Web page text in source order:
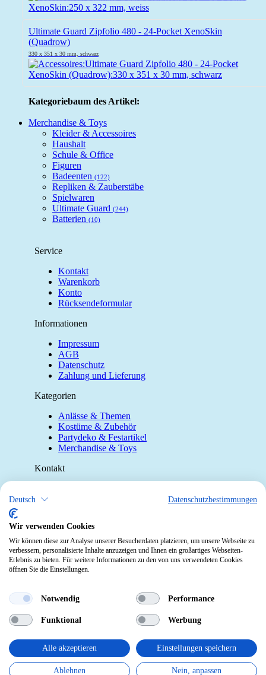
Ultimate Guard Zipfolio 480 - 24-Pocket XenoSkin
(Quadrow)
330 x 351 x 30 mm, schwarz
Kategoriebaum des Artikel:
Merchandise & Toys
Kleider & Accessoires
Haushalt
Schule & Office
Figuren
Badeenten (122)
Repliken & Zauberstäbe
Spielwaren
Ultimate Guard (244)
Batterien (10)
Service
Kontakt
Warenkorb
Konto
Rücksendeformular
Informationen
Impressum
AGB
Datenschutz
Zahlung und Lieferung
Kategorien
Anlässe & Themen
Kostüme & Zubehör
Partydeko & Festartikel
Merchandise & Toys
Kontakt
Social:
Pinterest
Online-Shopping Garantie
und Orientierung beim Online-Shopping
• Swiss Online Garantie •
pekabo.ch GmbH: Der Schweizer Onlineshop für
Merchandise, Party- und Fasnachtsartikel und Spielwaren.
Deutsch Datenschutzbestimmungen
Wir verwenden Cookies
Wir können diese zur Analyse unserer Besucherdaten platzieren, um unsere Webseite zu
verbessern, personalisierte Inhalte anzuzeigen und Ihnen ein großartiges Webseiten-
Erlebnis zu bieten. Für weitere Informationen zu den von uns verwendeten Cookies
öffnen Sie die Einstellungen.
Notwendig Performance
Funktional Werbung
Alle akzeptieren Einstellungen speichern
Ablehnen Nein, anpassen